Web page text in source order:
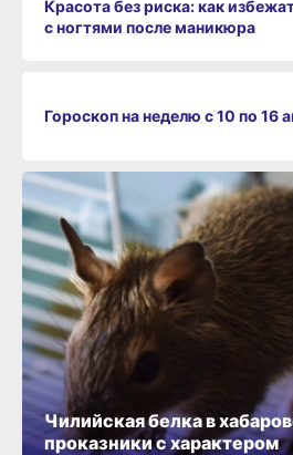
Красота без риска: как
с ногтями после маникюра
Гороскоп на неделю с 10 по 16
Чилийская белка в
проказники с характером